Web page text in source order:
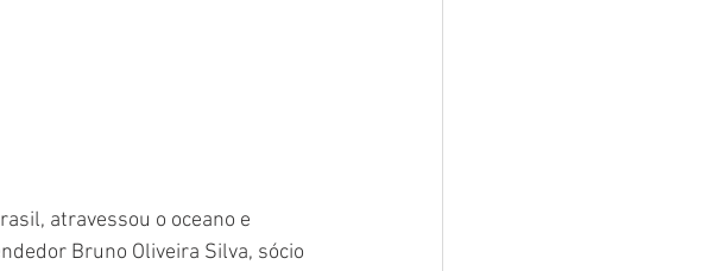
atravessou o oceano e
Bruno Oliveira Silva, sócio